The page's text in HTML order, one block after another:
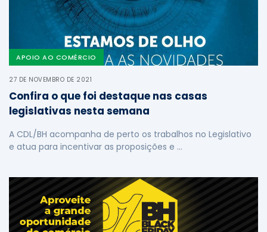
APOIO AO COMÉRCIO
27 DE NOVEMBRO DE 2021
Confira o que foi destaque nas casas
legislativas nesta semana
A CDL/BH acompanha de perto os trabalhos no Legislativo
e atua para incentivar as proposições e …